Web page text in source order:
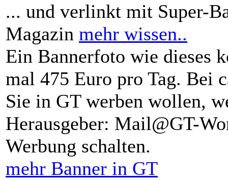
... und verlinkt mit Super-
Magazin mehr wissen..
Ein Bannerfoto wie dieses
mal 475 Euro pro Tag. Bei
Sie in GT werben wollen,
Herausgeber: Mail@GT-
Werbung schalten.
mehr Banner in GT